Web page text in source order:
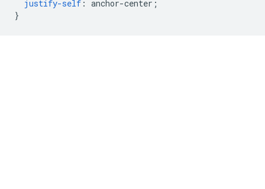
justify-self : anchor-center ;
}